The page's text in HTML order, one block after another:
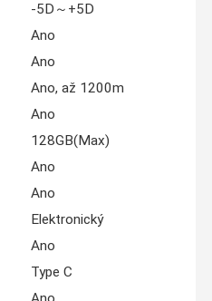
-5D～+5D
Ano
Ano
Ano, až 1200m
Ano
128GB(Max)
Ano
Ano
Elektronický
Ano
Type C